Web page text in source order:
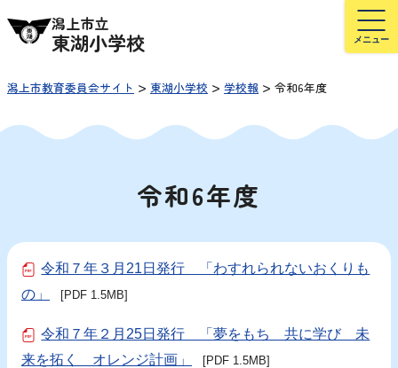
潟上市立
東湖小学校
潟上市教育委員会サイト > 東湖小学校 > 学校報 > 令和6年度
令和6年度
令和７年３月21日発行 「わすれられないおくりも
の」
[PDF 1.5MB]
令和７年２月25日発行 「夢をもち 共に学び 未
来を拓く オレンジ計画」
[PDF 1.5MB]